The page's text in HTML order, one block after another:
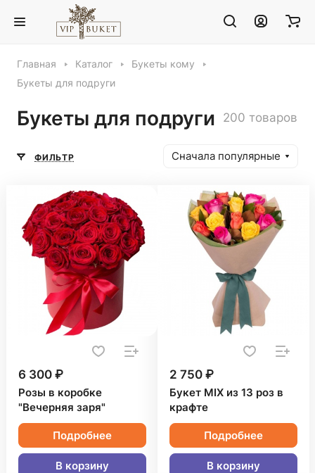
Главная Каталог
Букеты кому
Букеты для подруги
Букеты для подруги 200 товаров
ФИЛЬТР Сначала популярные
6 300 ₽
Розы в коробке
"Вечерняя заря"
Подробнее
В корзину
2 750 ₽
Букет MIX из 13 роз в
крафте
Подробнее
В корзину